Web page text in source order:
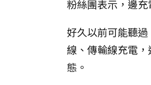
粉絲團表示，邊
好久以前可能聽
線、傳輸線充電
態。